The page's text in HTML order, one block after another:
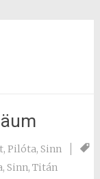
, Pilóta, Sinn
,Sinn,Titán